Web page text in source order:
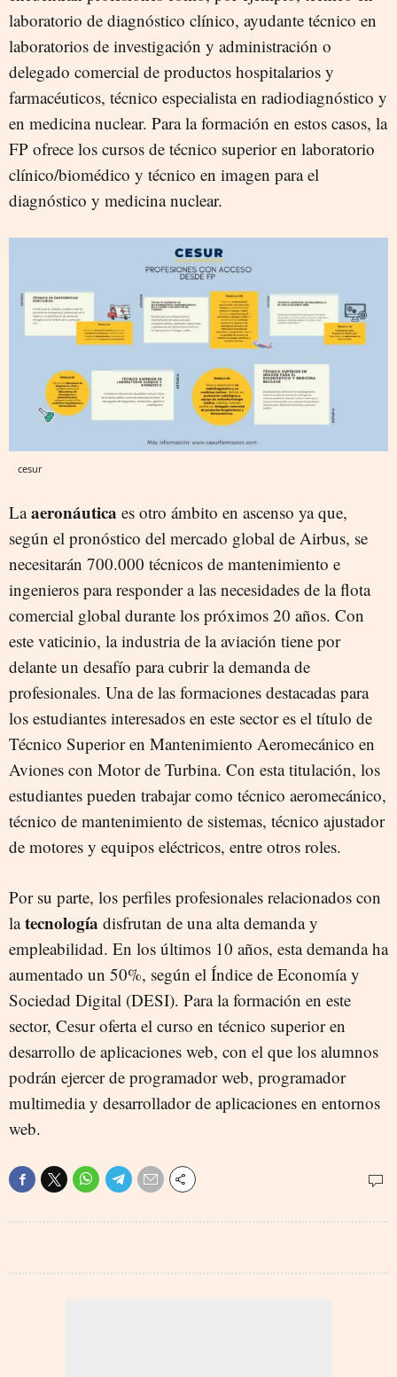
laboratorio de diagnóstico clínico, ayudante técnico en
laboratorios de investigación y administración o
delegado comercial de productos hospitalarios y
farmacéuticos, técnico especialista en radiodiagnóstico y
en medicina nuclear. Para la formación en estos casos, la
FP ofrece los cursos de técnico superior en laboratorio
clínico/biomédico y técnico en imagen para el
diagnóstico y medicina nuclear.
cesur
Laaeronáutica es otro ámbito en ascenso ya que,
según el pronóstico del mercado global de Airbus, se
necesitarán 700.000 técnicos de mantenimiento e
ingenieros para responder a las necesidades de la flota
comercial global durante los próximos 20 años. Con
este vaticinio, la industria de la aviación tiene por
delante un desafío para cubrir la demanda de
profesionales. Una de las formaciones destacadas para
los estudiantes interesados en este sector es el título de
Técnico Superior en Mantenimiento Aeromecánico en
Aviones con Motor de Turbina. Con esta titulación, los
estudiantes pueden trabajar como técnico aeromecánico,
técnico de mantenimiento de sistemas, técnico ajustador
de motores y equipos eléctricos, entre otros roles.
Por su parte, los perfiles profesionales relacionados con
latecnología disfrutan de una alta demanda y
empleabilidad. En los últimos 10 años, esta demanda ha
aumentado un 50%, según el Índice de Economía y
Sociedad Digital (DESI). Para la formación en este
sector, Cesur oferta el curso en técnico superior en
desarrollo de aplicaciones web, con el que los alumnos
podrán ejercer de programador web, programador
multimedia y desarrollador de aplicaciones en entornos
web.